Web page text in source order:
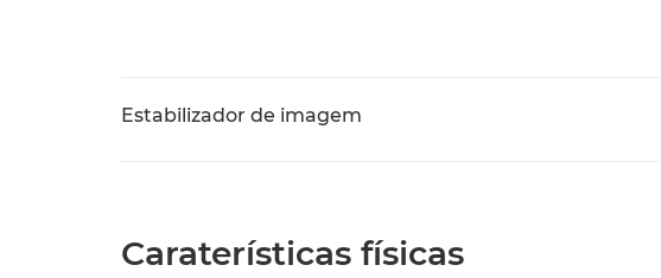
Estabilizador de imagem
Caraterísticas físicas